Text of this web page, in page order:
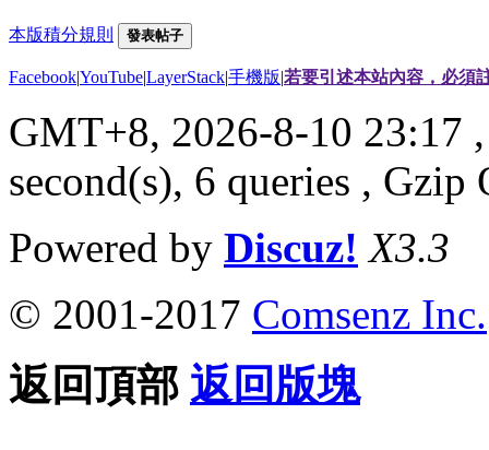
本版積分規則 發表帖子
Facebook|YouTube|LayerStack|手機版|若要引述本站內容，必須
GMT+8, 2026-8-10 23:17
second(s), 6 queries , Gzip
Powered by Discuz! X3.3
© 2001-2017 Comsenz Inc.
返回頂部 返回版塊